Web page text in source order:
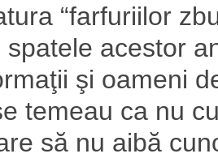
“farfuriilor
spatele acestor
şi oameni
temeau ca nu
să nu aibă